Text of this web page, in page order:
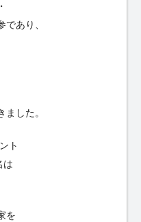
あり、
ました。
ト
は
を